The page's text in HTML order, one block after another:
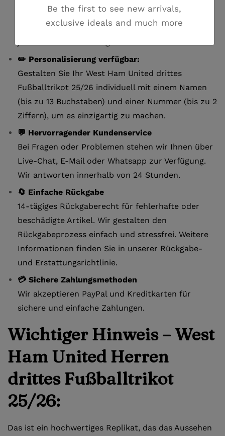
dem Versand erhalten Sie eine
Sendungsverfolgungsnummer, um Ihre Lieferung
✏️ Personalisierung verfügbar:
Gestalten Sie Ihr West Ham United drittes
Fußballtrikot 25/26 individuell mit einem Namen
(bis zu 13 Buchstaben) und einer Nummer (bis zu 2
Ziffern), um es einzigartig zu machen.
💬 Hervorragender Kundenservice
Bei Fragen oder Problemen stehen wir Ihnen über
Live-Chat, E-Mail oder Whatsapp zur Verfügung.
Wir antworten innerhalb von 24 Stunden.
🔄 Einfache Rückgabe
14-tägiges Rückgaberecht für fehlerhafte oder
beschädigte Artikel. Wir gestalten den
Rückgabeprozess einfach und stressfrei. Weitere
Informationen finden Sie in unserer Rückgabe-
und Erstattungsrichtlinie.
💳 Sichere Zahlungsmethoden
Wir akzeptieren PayPal und Kreditkarten für
sichere und einfache Zahlungen.
Wichtiger Hinweis – West
Ham United Herren
drittes Fußballtrikot
25/26:
Das ist ein hochwertiges Replikat, das das Aussehen
Be the first to see new arrivals,
exclusive ideals and much more